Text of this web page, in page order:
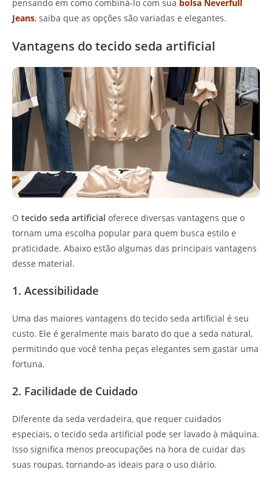
pensando em como combiná-lo com sua bolsa Neverfull
Jeans, saiba que as opções são variadas e elegantes.
Vantagens do tecido seda artificial
O tecido seda artificial oferece diversas vantagens que o
tornam uma escolha popular para quem busca estilo e
praticidade. Abaixo estão algumas das principais vantagens
desse material.
1. Acessibilidade
Uma das maiores vantagens do tecido seda artificial é seu
custo. Ele é geralmente mais barato do que a seda natural,
permitindo que você tenha peças elegantes sem gastar uma
fortuna.
2. Facilidade de Cuidado
Diferente da seda verdadeira, que requer cuidados
especiais, o tecido seda artificial pode ser lavado à máquina.
Isso significa menos preocupações na hora de cuidar das
suas roupas, tornando-as ideais para o uso diário.